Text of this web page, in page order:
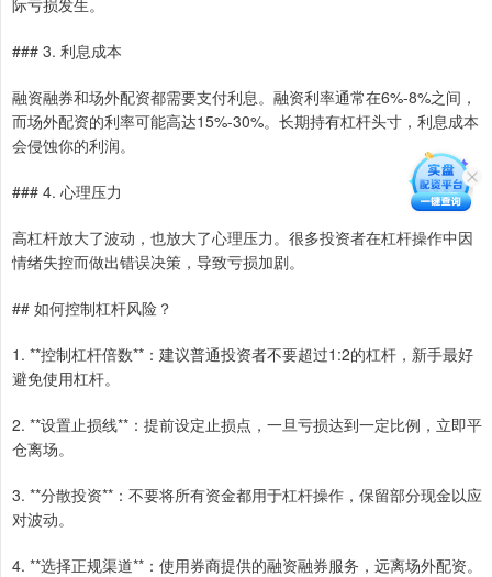
### 3. 利息成本
融资融券和场外配资都需要支付利息。融资利率通常在6%-8%之间，
而场外配资的利率可能高达15%-30%。长期持有杠杆头寸，利息成本
会侵蚀你的利润。
### 4. 心理压力
高杠杆放大了波动，也放大了心理压力。很多投资者在杠杆操作中因
情绪失控而做出错误决策，导致亏损加剧。
## 如何控制杠杆风险？
1. **控制杠杆倍数**：建议普通投资者不要超过1:2的杠杆，新手最好
避免使用杠杆。
2. **设置止损线**：提前设定止损点，一旦亏损达到一定比例，立即平
仓离场。
3. **分散投资**：不要将所有资金都用于杠杆操作，保留部分现金以应
对波动。
4. **选择正规渠道**：使用券商提供的融资融券服务，远离场外配资。